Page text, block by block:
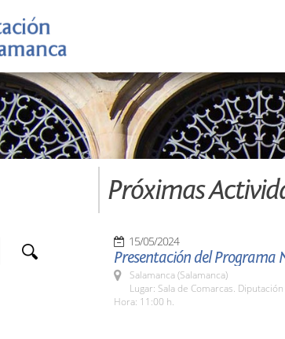
Próximas
15/05/2024
Presentación del Programa
Salamanca (Salamanca)
Lugar: Sala de Comarcas. Diputación
Hora: 11:00 h.